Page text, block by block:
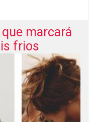
marcará
frios